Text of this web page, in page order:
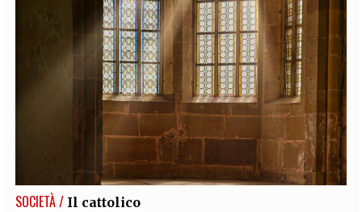
SOCIETÀ / Il cattolico